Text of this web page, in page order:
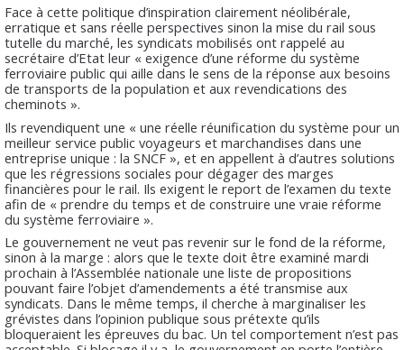
Face à cette politique d’inspiration clairement néolibérale,
erratique et sans réelle perspectives sinon la mise du rail sous
tutelle du marché, les syndicats mobilisés ont rappelé au
secrétaire d’Etat leur « exigence d’une réforme du système
ferroviaire public qui aille dans le sens de la réponse aux besoins
de transports de la population et aux revendications des
cheminots ».
Ils revendiquent une « une réelle réunification du système pour un
meilleur service public voyageurs et marchandises dans une
entreprise unique : la SNCF », et en appellent à d’autres solutions
que les régressions sociales pour dégager des marges
financières pour le rail. Ils exigent le report de l’examen du texte
afin de « prendre du temps et de construire une vraie réforme
du système ferroviaire ».
Le gouvernement ne veut pas revenir sur le fond de la réforme,
sinon à la marge : alors que le texte doit être examiné mardi
prochain à l’Assemblée nationale une liste de propositions
pouvant faire l’objet d’amendements a été transmise aux
syndicats. Dans le même temps, il cherche à marginaliser les
grévistes dans l’opinion publique sous prétexte qu’ils
bloqueraient les épreuves du bac. Un tel comportement n’est pas